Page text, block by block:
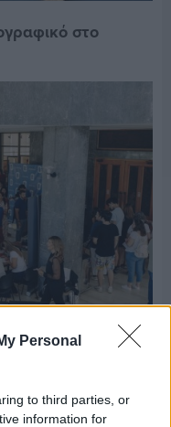
Personal
to third parties, or
information for
στο
κόσμου
μεγάλη